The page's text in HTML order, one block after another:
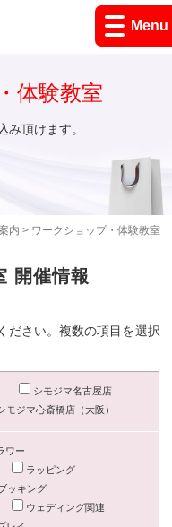
Menu
内 > ワークショップ・体験教室
体験教室
み頂けます。
開催情報
ださい。複数の項目を選択
シモジマ名古屋店
モジマ心斎橋店（大阪）
ワー
ラッピング
ッキング
ウェディング関連